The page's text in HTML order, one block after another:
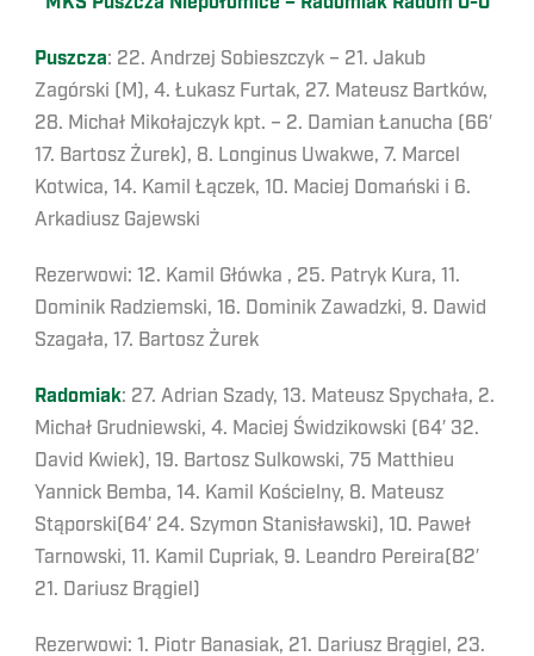
Puszcza: 22. Andrzej Sobieszczyk – 21. Jakub
Zagórski (M), 4. Łukasz Furtak, 27. Mateusz Bartków,
28. Michał Mikołajczyk kpt. – 2. Damian Łanucha (66′
17. Bartosz Żurek), 8. Longinus Uwakwe, 7. Marcel
Kotwica, 14. Kamil Łączek, 10. Maciej Domański i 6.
Arkadiusz Gajewski
Rezerwowi: 12. Kamil Główka , 25. Patryk Kura, 11.
Dominik Radziemski, 16. Dominik Zawadzki, 9. Dawid
Szagała, 17. Bartosz Żurek
Radomiak: 27. Adrian Szady, 13. Mateusz Spychała, 2.
Michał Grudniewski, 4. Maciej Świdzikowski (64′ 32.
David Kwiek), 19. Bartosz Sulkowski, 75 Matthieu
Yannick Bemba, 14. Kamil Kościelny, 8. Mateusz
Stąporski(64′ 24. Szymon Stanisławski), 10. Paweł
Tarnowski, 11. Kamil Cupriak, 9. Leandro Pereira(82′
21. Dariusz Brągiel)
Rezerwowi: 1. Piotr Banasiak, 21. Dariusz Brągiel, 23.